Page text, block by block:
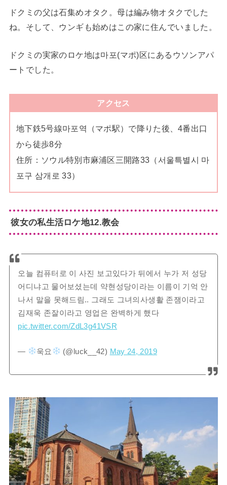
ドクミの父は石集めオタク。母は編み物オタクでした
ね。そして、ウンギも始めはこの家に住んでいました。
ドクミの実家のロケ地は마포(マポ)区にあるウソンアパ
ートでした。
アクセス
地下鉄5号線마포역（マポ駅）で降りた後、4番出口
から徒歩8分
住所：ソウル特別市麻浦区三開路33（서울특별시 마
포구 삼개로 33）
彼女の私生活ロケ地12.教会
오늘 컴퓨터로 이 사진 보고있다가 뒤에서 누가 저 성당
어디냐고 물어보셨는데 약현성당이라는 이름이 기억 안
나서 말을 못해드림.. 그래도 그녀의사생활 존잼이라고
김재욱 존잘이라고 영업은 완벽하게 했다
pic.twitter.com/ZdL3g41VSR
— 욱요 (@luck__42) May 24, 2019